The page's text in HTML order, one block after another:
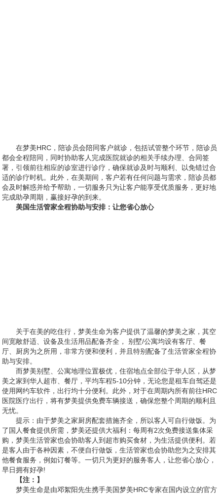
在梦美HRC，陪诊员会陪同客户就诊，包括试管整个环节，陪诊员
都会全程陪同，同时协助客人完成医院就诊的相关手续办理、合同签
署，引领前往相应的诊室进行诊疗，确保就诊及时与顺利、以免错过合
适的诊疗时机。此外，在美期间，客户若有任何问题与需求，陪诊员都
会及时解惑并给予帮助，一切服务只为让客户能享受优质服务，更好地
完成助孕周期，赢接好孕的到来。
美国生活管家全程协助与安排：让您省心放心
关于在美的吃住行，梦美生命为客户提供了温馨的梦美之家，其空
间宽敞舒适、设备及生活用品配备齐全， 别墅/公寓均设有客厅、餐
厅、厨房为之所用，非常方便和便利，并且特别配备了生活管家全程协
助与安排。
而梦美别墅、公寓地理位置极优，住宿地点全部位于华人区，从梦
美之家到华人超市、餐厅，平均车程5-10分钟，无论您是租车自驾还是
使用网约车软件，出行均十分便利。此外，对于在周期内所有前往HRC
医院医疗出行，将有梦美提供免费车辆接送，确保您整个周期的顺利且
无忧。
提示：由于梦美之家厨房配套措施齐全，所以客人可自行做饭。为
了国人餐食提供所需，梦美还提供大福利：每周有2次免费接送集体采
购，梦美生活管家也会协助客人到超市购买食材，为生活提供便利。若
是客人由于各种因素，不便自行做饭，生活管家也会协助您为之安排其
他餐食服务，例如订餐等。一切只为更好的服务客人，让您省心放心，
早日拥有好孕!
【注：】
梦美生命是由邓絮阳先生携手美国梦美HRC专家在国内设立的官方